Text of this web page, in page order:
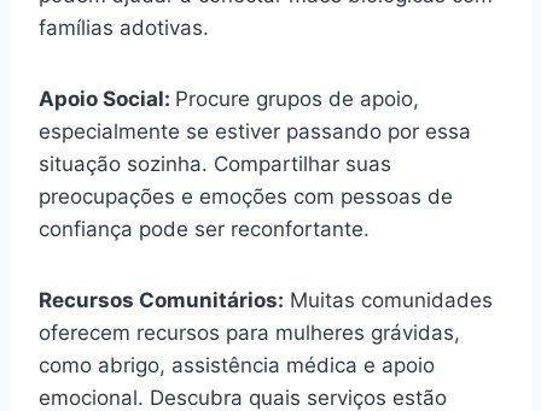
famílias adotivas.
Apoio Social: Procure grupos de apoio,
especialmente se estiver passando por essa
situação sozinha. Compartilhar suas
preocupações e emoções com pessoas de
confiança pode ser reconfortante.
Recursos Comunitários: Muitas comunidades
oferecem recursos para mulheres grávidas,
como abrigo, assistência médica e apoio
emocional. Descubra quais serviços estão